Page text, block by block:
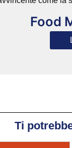
Food
Ti